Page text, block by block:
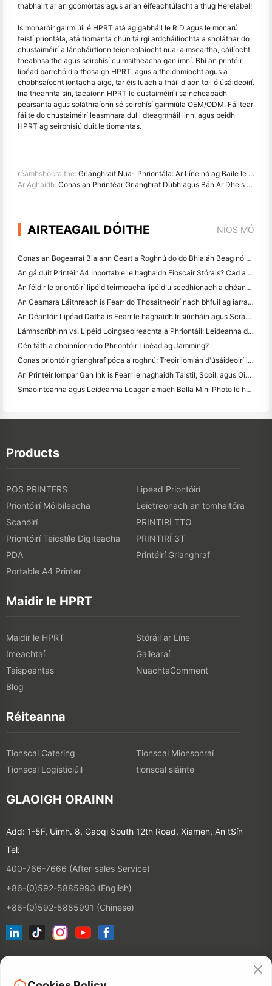
thabhairt ar an gcomórtas agus ar an éifeachtúlacht a thug Herelabel!
Is monaróir gairmiúil é HPRT atá ag gabháil le R D agus le monarú
feistí priontála, atá tiomanta chun táirgí ardcháilíochta a sholáthar do
chustaiméirí a lánpháirtíonn teicneolaíocht nua-aimseartha, cáilíocht
fheabhsaithe agus seirbhísí cuimsitheacha gan imní. Bhí an printéir
lipéad barrchóid a thosaigh HPRT, agus a fheidhmíocht agus a
chobhsaíocht iontacha aige, tar éis luach a fháil d'aon toil ó úsáideoirí.
Ina theannta sin, tacaíonn HPRT le custaiméirí i saincheapadh
pearsanta agus soláthraíonn sé seirbhísí gairmiúla OEM/ODM. Fáiltear
fáilte do chustaiméirí leasmhara dul i dteagmháil linn, agus beidh
HPRT ag seirbhísiú duit le tiomantas.
réamhshocraithe: Grianghraif Nua- Phriontála: Ar Líne nó ag Baile le Priontóir Grianghraif?
Ar Aghaidh: Conas an Phrintéar Grianghraf Dubh agus Bán Ar Dheis a Roghnú
AIRTEAGAIL DÓITHE NÍOS MÓ
Conas an Bogearraí Bialann Ceart a Roghnú do do Bhialán Beag nó Meánmhéide
An gá duit Printéir A4 Inportable le haghaidh Fioscair Stórais? Cad a Oibríonn i ndáiríre
An féidir le priontóirí lipéid teirmeacha lipéid uiscedhíonach a dhéanamh do tháirgí gnó beag?
An Ceamara Láithreach is Fearr do Thosaitheoirí nach bhfuil ag iarraidh páipéar a chaitheamh
An Déantóir Lipéad Datha is Fearr le haghaidh Irisiúcháin agus Scrapbooking: Cuir Tuilleadh Datha le Gach Leathanach
Lámhscríbhinn vs. Lipéid Loingseoireachta a Phriontáil: Leideanna do Ghnólachtaí Beaga in 2026
Cén fáth a choinníonn do Phriontóir Lipéad ag Jamming?
Conas priontóir grianghraf póca a roghnú: Treoir iomlán d'úsáideoirí iris, taistil agus iPhone
An Printéir Iompar Gan Ink is Fearr le haghaidh Taistil, Scoil, agus Oibre Soghluaiste: Athbhreithniú Hanin MT620 Pro
Smaointeanna agus Leideanna Leagan amach Balla Mini Photo le haghaidh maisiú seomra leapa agus dormitory
Products
POS PRINTERS
Lipéad Priontóirí
Priontóirí Móibíleacha
Leictreonach an tomhaltóra
Scanóirí
PRINTIRÍ TTO
Priontóirí Teicstíle Digiteacha
PRINTIRÍ 3T
PDA
Printéirí Grianghraf
Portable A4 Printer
Maidir le HPRT
Maidir le HPRT
Stóráil ar Líne
Imeachtaí
Gailearaí
Taispeántas
NuachtaComment
Blog
Réiteanna
Tionscal Catering
Tionscal Mionsonraí
Tionscal Logisticiúil
tionscal sláinte
GLAOIGH ORAINN
Add: 1-5F, Uimh. 8, Gaoqi South 12th Road, Xiamen, An tSín
Tel:
400-766-7666 (After-sales Service)
+86-(0)592-5885993 (English)
+86-(0)592-5885991 (Chinese)